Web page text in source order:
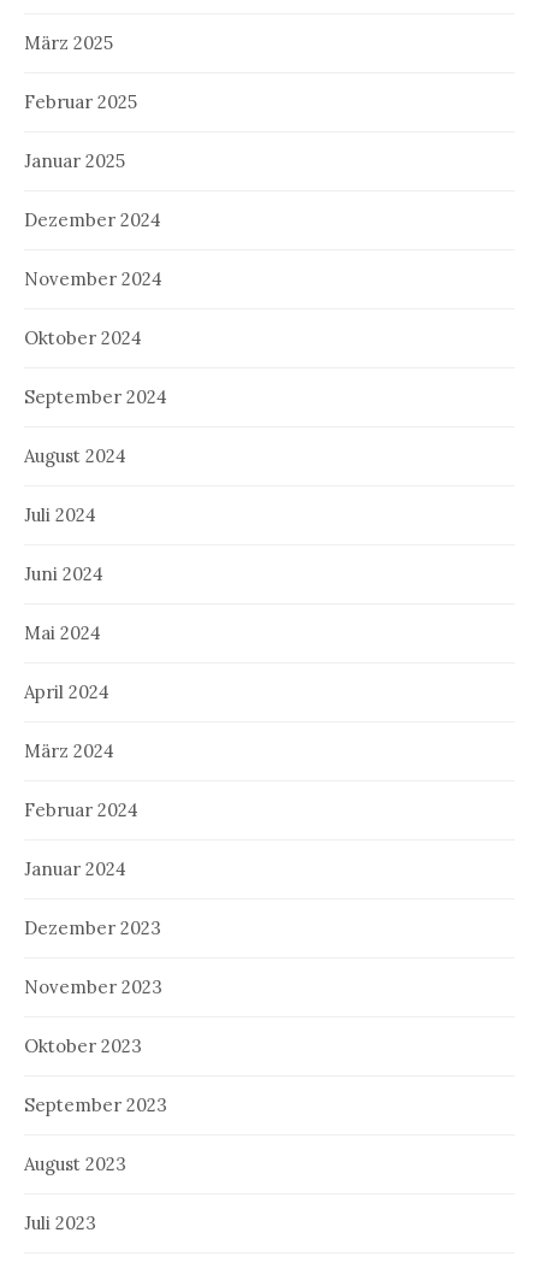
März 2025
Februar 2025
Januar 2025
Dezember 2024
November 2024
Oktober 2024
September 2024
August 2024
Juli 2024
Juni 2024
Mai 2024
April 2024
März 2024
Februar 2024
Januar 2024
Dezember 2023
November 2023
Oktober 2023
September 2023
August 2023
Juli 2023